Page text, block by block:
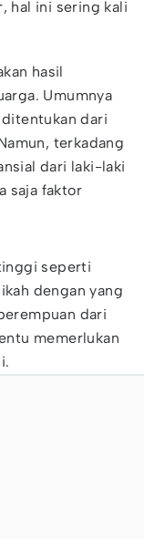
hal ini sering kali
hasil
Umumnya
dari
terkadang
dari laki-laki
saja faktor
seperti
dengan yang
dari
memerlukan